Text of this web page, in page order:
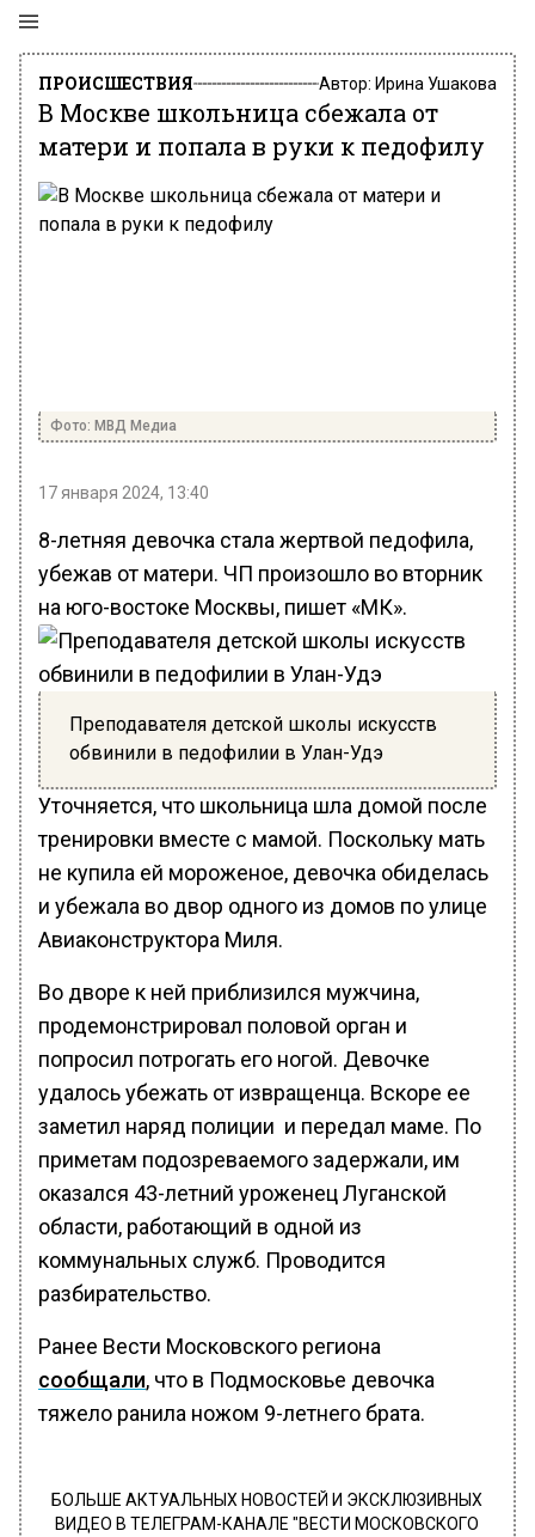
ПРОИСШЕСТВИЯ Автор: Ирина Ушакова
В Москве школьница сбежала от
матери и попала в руки к педофилу
Фото: МВД Медиа
17 января 2024, 13:40
8-летняя девочка стала жертвой педофила,
убежав от матери. ЧП произошло во вторник
на юго-востоке Москвы, пишет «МК».
Преподавателя детской школы искусств
обвинили в педофилии в Улан-Удэ
Уточняется, что школьница шла домой после
тренировки вместе с мамой. Поскольку мать
не купила ей мороженое, девочка обиделась
и убежала во двор одного из домов по улице
Авиаконструктора Миля.
Во дворе к ней приблизился мужчина,
продемонстрировал половой орган и
попросил потрогать его ногой. Девочке
удалось убежать от извращенца. Вскоре ее
заметил наряд полиции и передал маме. По
приметам подозреваемого задержали, им
оказался 43-летний уроженец Луганской
области, работающий в одной из
коммунальных служб. Проводится
разбирательство.
Ранее Вести Московского региона
сообщали, что в Подмосковье девочка
тяжело ранила ножом 9-летнего брата.
БОЛЬШЕ АКТУАЛЬНЫХ НОВОСТЕЙ И ЭКСКЛЮЗИВНЫХ
ВИДЕО В ТЕЛЕГРАМ-КАНАЛЕ "ВЕСТИ МОСКОВСКОГО